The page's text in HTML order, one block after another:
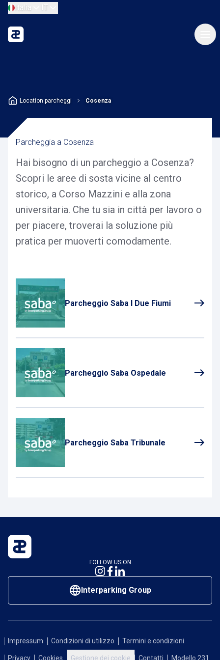
Italia IT
Location parcheggi Cosenza
Parcheggia a Cosenza
Hai bisogno di un parcheggio a Cosenza?
Scopri le aree di sosta vicine al centro
storico, a Corso Mazzini e alla zona
universitaria. Che tu sia in città per lavoro o
per piacere, troverai la soluzione più
pratica per muoverti comodamente.
Parcheggio Saba I Due Fiumi
Parcheggio Saba Ospedale
Parcheggio Saba Tribunale
FOLLOW US ON
Interparking Group
Impressum Condizioni di utilizzo Termini e condizioni
Privacy Cookies Gestione dei cookie Contatti Modello 231